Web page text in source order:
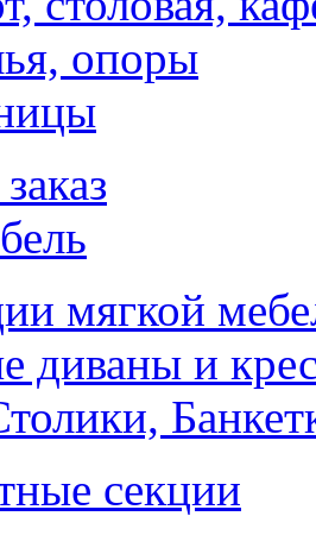
опоры
мягкой
диваны и
секции